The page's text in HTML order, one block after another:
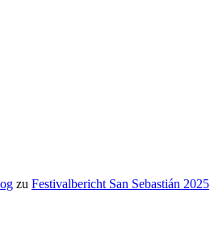
zu Festivalbericht San Sebastián 2025